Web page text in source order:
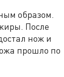
образом.
После
нож и
прошло по